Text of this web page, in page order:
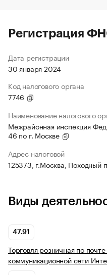
Регистрация
Дата регистрации
30 января 2024
Код налогового органа
7746
Наименование налогового
Межрайонная инспекция
46 по г. Москве
Адрес налоговой
125373, г.Москва, Походный
Виды
47.91
Торговля розничная по
коммуникационной сети